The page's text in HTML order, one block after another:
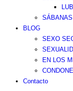
BLOG
SEXO
EN LOS
Contacto